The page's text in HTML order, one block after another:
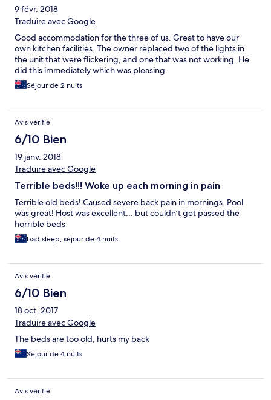
9 févr. 2018
Traduire avec Google
Good accommodation for the three of us. Great to have our
own kitchen facilities. The owner replaced two of the lights in
the unit that were flickering, and one that was not working. He
did this immediately which was pleasing.
Séjour de 2 nuits
Avis vérifié
6/10 Bien
19 janv. 2018
Traduire avec Google
Terrible beds!!! Woke up each morning in pain
Terrible old beds! Caused severe back pain in mornings. Pool
was great! Host was excellent... but couldn’t get passed the
horrible beds
bad sleep, séjour de 4 nuits
Avis vérifié
6/10 Bien
18 oct. 2017
Traduire avec Google
The beds are too old, hurts my back
Séjour de 4 nuits
Avis vérifié